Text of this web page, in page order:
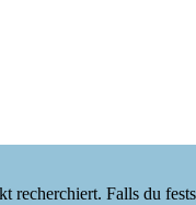
Falls du